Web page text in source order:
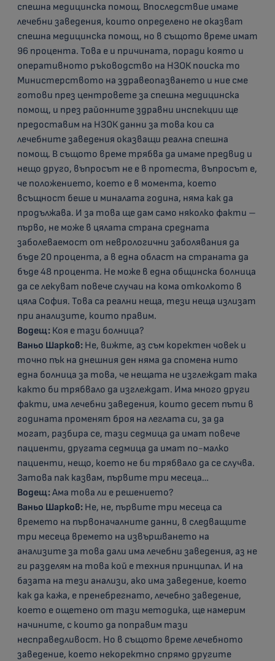
спешна медицинска помощ. Впоследствие имаме
лечебни заведения, които определено не оказват
спешна медицинска помощ, но в същото време имат
96 процента. Това е и причината, поради която и
оперативното ръководство на НЗОК поиска то
Министерството на здравеопазването и ние сме
готови през центровете за спешна медицинска
помощ, и през районните здравни инспекции ще
предоставим на НЗОК данни за това кои са
лечебните заведения оказващи реална спешна
помощ. В същото време трябва да имаме предвид и
нещо друго, въпросът не е в протеста, въпросът е,
че положението, което е в момента, което
всъщност беше и миналата година, няма как да
продължава. И за това ще дам само няколко факти –
първо, не може в цялата страна средната
заболеваемост от неврологични заболявания да
бъде 20 процента, а в една област на страната да
бъде 48 процента. Не може в една общинска болница
да се лекуват повече случаи на кома отколкото в
цяла София. Това са реални неща, тези неща излизат
при анализите, които правим.
Водещ: Коя е тази болница?
Ваньо Шарков: Не, вижте, аз съм коректен човек и
точно пък на днешния ден няма да спомена нито
една болница за това, че нещата не изглеждат така
както би трябвало да изглеждат. Има много други
факти, има лечебни заведения, които десет пъти в
годината променят броя на леглата си, за да
могат, разбира се, тази седмица да имат повече
пациенти, другата седмица да имат по-малко
пациенти, нещо, което не би трябвало да се случва.
Затова пак казвам, първите три месеца…
Водещ:Ама това ли е решението?
Ваньо Шарков: Не, не, първите три месеца са
времето на първоначалните данни, в следващите
три месеца времето на извършването на
анализите за това дали има лечебни заведения, аз не
ги разделям на това кой е техния принципал. И на
базата на тези анализи, ако има заведение, което
как да кажа, е пренебрегнато, лечебно заведение,
което е ощетено от тази методика, ще намерим
начините, с които да поправим тази
несправедливост. Но в същото време лечебното
заведение, което некоректно спрямо другите